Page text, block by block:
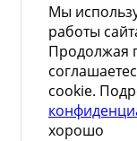
Мы
работы
Продолжая
cookie.
хорошо